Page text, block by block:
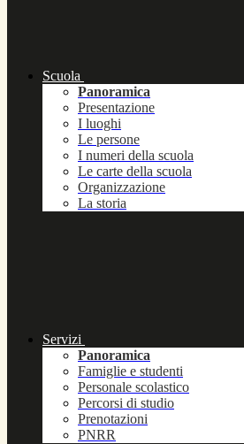
Scuola
Panoramica
Presentazione
I luoghi
Le persone
I numeri della scuola
Le carte della scuola
Organizzazione
La storia
Servizi
Panoramica
Famiglie e studenti
Personale scolastico
Percorsi di studio
Prenotazioni
PNRR